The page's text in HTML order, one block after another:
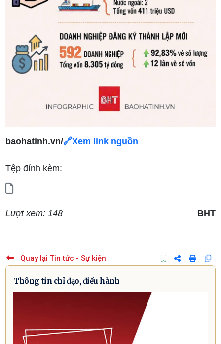
baohatinh.vn/🔗Xem link nguồn
Tệp đính kèm:
Lượt xem: 148 BHT
Quay lại Tin tức - Sự kiện
Thông tin chỉ đạo, điều hành